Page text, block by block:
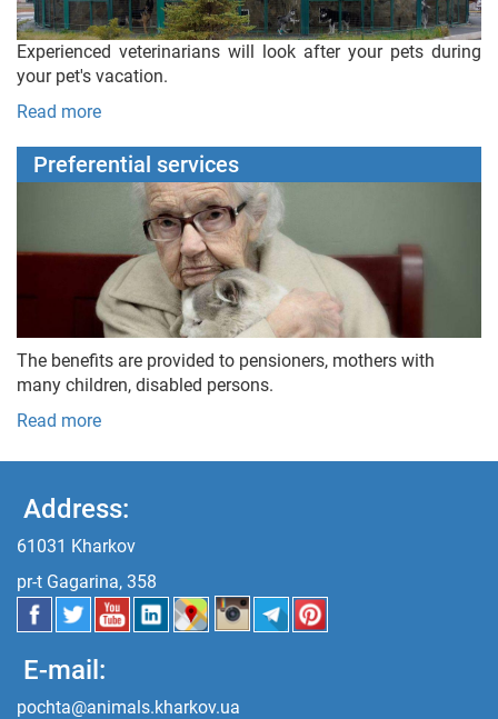
Experienced veterinarians will look after your pets during
your pet's vacation.
Read more
Preferential services
The benefits are provided to pensioners, mothers with
many children, disabled persons.
Read more
Address:
61031 Kharkov
pr-t Gagarina, 358
E-mail:
pochta@animals.kharkov.ua